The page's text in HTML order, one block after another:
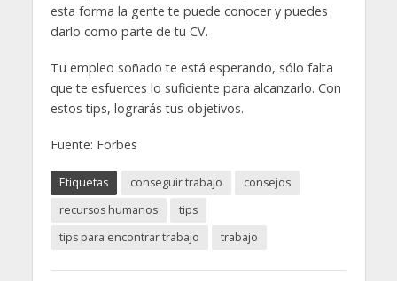
esta forma la gente te puede conocer y puedes
darlo como parte de tu CV.
Tu empleo soñado te está esperando, sólo falta
que te esfuerces lo suficiente para alcanzarlo. Con
estos tips, lograrás tus objetivos.
Fuente: Forbes
Etiquetas conseguir trabajo
consejos
recursos humanos
tips
tips para encontrar trabajo
trabajo